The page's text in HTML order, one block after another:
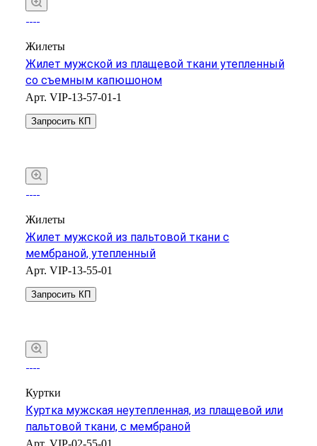
Жилеты
Жилет мужской из плащевой ткани утепленный
со съемным капюшоном
Арт. VIP-13-57-01-1
Запросить КП
Жилеты
Жилет мужской из пальтовой ткани с
мембраной, утепленный
Арт. VIP-13-55-01
Запросить КП
Куртки
Куртка мужская неутепленная, из плащевой или
пальтовой ткани, с мембраной
Арт. VIP-02-55-01